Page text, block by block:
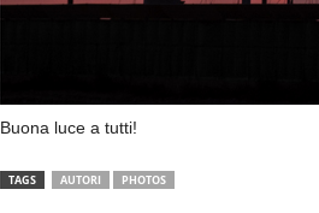
Buona luce a tutti!
TAGS AUTORI PHOTOS